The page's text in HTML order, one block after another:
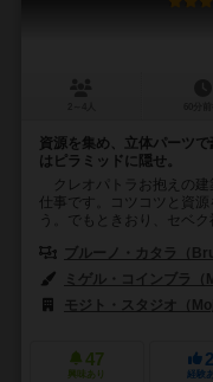
資源を集め、立体パーツ
はピラミッドに隠せ。
クレオパトラお抱えの建
仕事です。コツコツと資
う。でもときおり、セベ
ブルーノ・カタラ（
ミゲル・コインブラ（
モジト・スタジオ（
47
興味あり 経験あ